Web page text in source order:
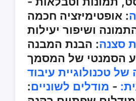
: אופטימיזציה חכמה
ושיפור יעילות
סצנה: הבנת המבנה
הסמנטי של המסמך
של טכנולוגיית עיבוד
- מודלים לשוניים: